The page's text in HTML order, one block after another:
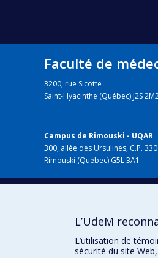
Faculté de
3200, rue Sicotte
Saint-Hyacinthe (Québec) J2S
Campus de Rimouski - UQAR
300, allée des Ursulines, C.P.
Rimouski (Québec) G5L 3A1
L’UdeM
L’utilisation de
sécurité du site